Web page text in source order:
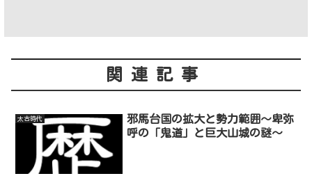
関連記事
太古時代
邪馬台国の拡大と勢力範囲～卑弥
呼の「鬼道」と巨大山城の謎～